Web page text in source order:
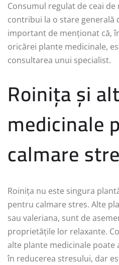
Consumul regulat de ceai
contribui la o stare generală
important de menționat că,
oricărei plante medicinale,
consultarea unui specialist.
Roinița și
medicinale
calmare
Roinița nu este singura
pentru calmare stres. Alte
sau valeriana, sunt de
proprietățile lor relaxante.
alte plante medicinale poate
în reducerea stresului, dar